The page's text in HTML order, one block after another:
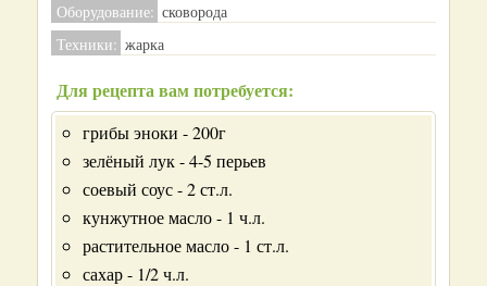
Оборудование: сковорода
Техники: жарка
Для рецепта вам потребуется:
грибы эноки - 200г
зелёный лук - 4-5 перьев
соевый соус - 2 ст.л.
кунжутное масло - 1 ч.л.
растительное масло - 1 ст.л.
сахар - 1/2 ч.л.